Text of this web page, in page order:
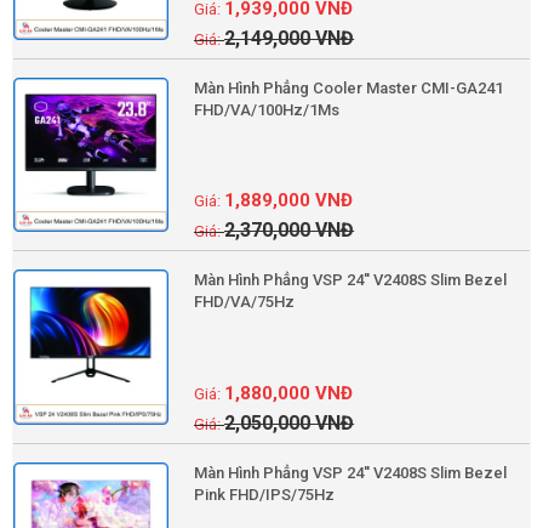
2,149,000VNĐ
1,939,000VNĐ
Màn Hình Phẳng Cooler Master CMI-GA241
FHD/VA/100Hz/1Ms
2,370,000VNĐ
1,889,000VNĐ
Màn Hình Phẳng VSP 24'' V2408S Slim Bezel
FHD/VA/75Hz
2,050,000VNĐ
1,880,000VNĐ
Màn Hình Phẳng VSP 24'' V2408S Slim Bezel
Pink FHD/IPS/75Hz